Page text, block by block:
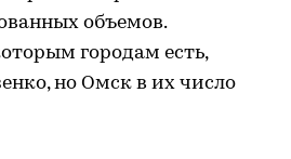
объемов.
городам есть,
но Омск в их число